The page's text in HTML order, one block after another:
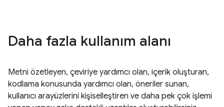
Daha fazla kullanım alanı
Metni özetleyen, çeviriye yardımcı olan, içerik oluşturan,
kodlama konusunda yardımcı olan, öneriler sunan,
kullanıcı arayüzlerini kişiselleştiren ve daha pek çok işlemi